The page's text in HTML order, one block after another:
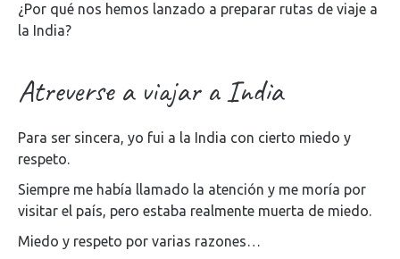
¿Por qué nos hemos lanzado a preparar rutas de viaje a
la India?
Atreverse a viajar a India
Para ser sincera, yo fui a la India con cierto miedo y
respeto.
Siempre me había llamado la atención y me moría por
visitar el país, pero estaba realmente muerta de miedo.
Miedo y respeto por varias razones…